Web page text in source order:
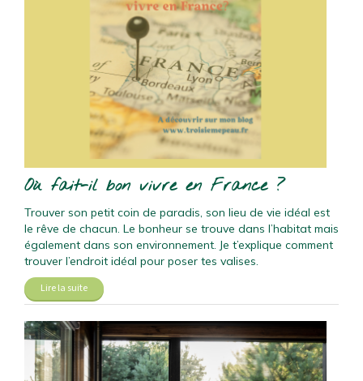
Où fait-il bon vivre en France ?
Trouver son petit coin de paradis, son lieu de vie idéal est
le rêve de chacun. Le bonheur se trouve dans l’habitat mais
également dans son environnement. Je t’explique comment
trouver l’endroit idéal pour poser tes valises.
Lire la suite